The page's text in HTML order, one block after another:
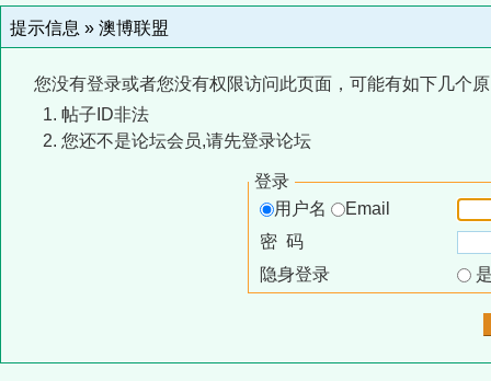
提示信息 » 澳博联盟
您没有登录或者您没有权限访问此页面，可能有如下几个
帖子ID非法
您还不是论坛会员,请先登录论坛
登录
用户名
Email
密 码
隐身登录